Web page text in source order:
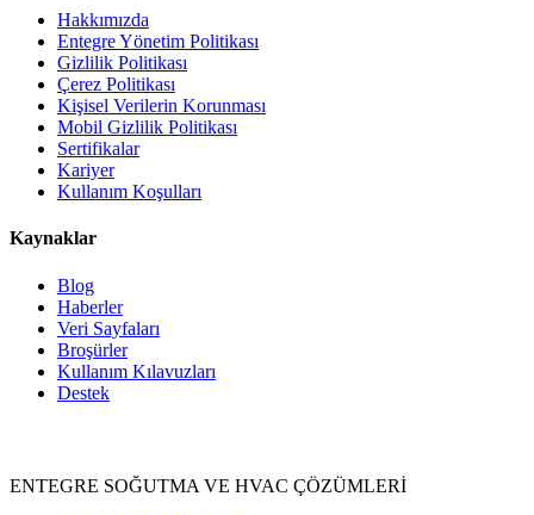
Hakkımızda
Entegre Yönetim Politikası
Gizlilik Politikası
Çerez Politikası
Kişisel Verilerin Korunması
Mobil Gizlilik Politikası
Sertifikalar
Kariyer
Kullanım Koşulları
Kaynaklar
Blog
Haberler
Veri Sayfaları
Broşürler
Kullanım Kılavuzları
Destek
ENTEGRE SOĞUTMA VE HVAC ÇÖZÜMLERİ